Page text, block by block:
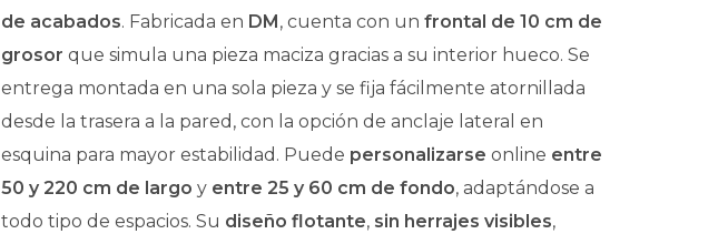
de acabados. Fabricada en DM, cuenta con un frontal de 10 cm de
grosor que simula una pieza maciza gracias a su interior hueco. Se
entrega montada en una sola pieza y se fija fácilmente atornillada
desde la trasera a la pared, con la opción de anclaje lateral en
esquina para mayor estabilidad. Puede personalizarse online entre
50 y 220 cm de largo y entre 25 y 60 cm de fondo, adaptándose a
todo tipo de espacios. Su diseño flotante, sin herrajes visibles,